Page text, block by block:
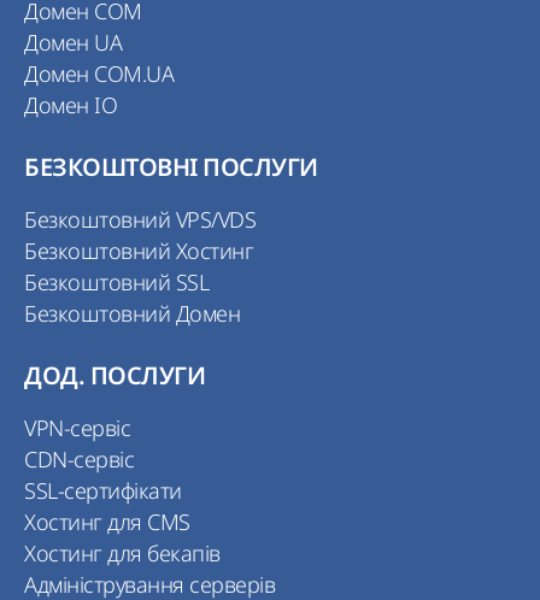
Домен COM
Домен UA
Домен COM.UA
Домен IO
БЕЗКОШТОВНІ ПОСЛУГИ
Безкоштовний VPS/VDS
Безкоштовний Хостинг
Безкоштовний SSL
Безкоштовний Домен
ДОД. ПОСЛУГИ
VPN-сервіс
CDN-сервіс
SSL-сертифікати
Хостинг для CMS
Хостинг для бекапів
Адміністрування серверів